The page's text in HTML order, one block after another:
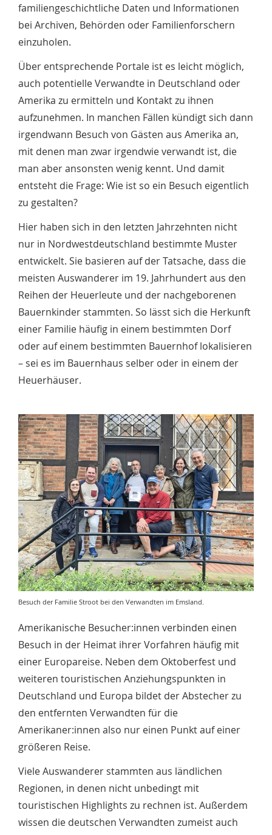
familiengeschichtliche Daten und Informationen
bei Archiven, Behörden oder Familienforschern
einzuholen.
Über entsprechende Portale ist es leicht möglich,
auch potentielle Verwandte in Deutschland oder
Amerika zu ermitteln und Kontakt zu ihnen
aufzunehmen. In manchen Fällen kündigt sich dann
irgendwann Besuch von Gästen aus Amerika an,
mit denen man zwar irgendwie verwandt ist, die
man aber ansonsten wenig kennt. Und damit
entsteht die Frage: Wie ist so ein Besuch eigentlich
zu gestalten?
Hier haben sich in den letzten Jahrzehnten nicht
nur in Nordwestdeutschland bestimmte Muster
entwickelt. Sie basieren auf der Tatsache, dass die
meisten Auswanderer im 19. Jahrhundert aus den
Reihen der Heuerleute und der nachgeborenen
Bauernkinder stammten. So lässt sich die Herkunft
einer Familie häufig in einem bestimmten Dorf
oder auf einem bestimmten Bauernhof lokalisieren
– sei es im Bauernhaus selber oder in einem der
Heuerhäuser.
Besuch der Familie Stroot bei den Verwandten im Emsland.
Amerikanische Besucher:innen verbinden einen
Besuch in der Heimat ihrer Vorfahren häufig mit
einer Europareise. Neben dem Oktoberfest und
weiteren touristischen Anziehungspunkten in
Deutschland und Europa bildet der Abstecher zu
den entfernten Verwandten für die
Amerikaner:innen also nur einen Punkt auf einer
größeren Reise.
Viele Auswanderer stammten aus ländlichen
Regionen, in denen nicht unbedingt mit
touristischen Highlights zu rechnen ist. Außerdem
wissen die deutschen Verwandten zumeist auch